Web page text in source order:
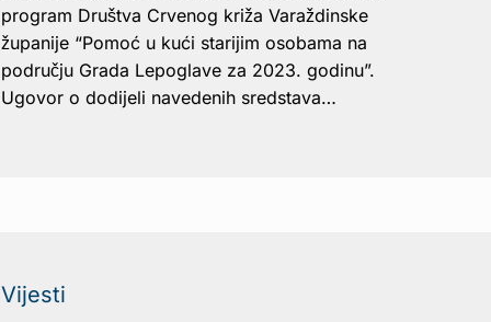
program Društva Crvenog križa Varaždinske
županije “Pomoć u kući starijim osobama na
području Grada Lepoglave za 2023. godinu”.
Ugovor o dodijeli navedenih sredstava…
Vijesti